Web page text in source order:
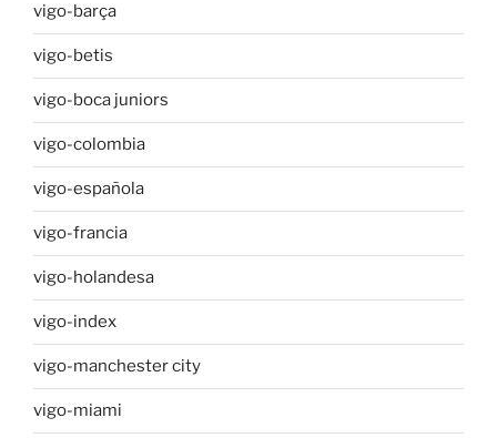
vigo-barça
vigo-betis
vigo-boca juniors
vigo-colombia
vigo-española
vigo-francia
vigo-holandesa
vigo-index
vigo-manchester city
vigo-miami